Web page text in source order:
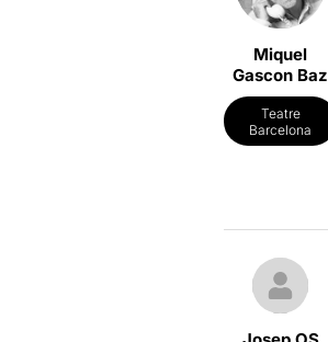
Miquel
Gascon Baz
Teatre
Barcelona